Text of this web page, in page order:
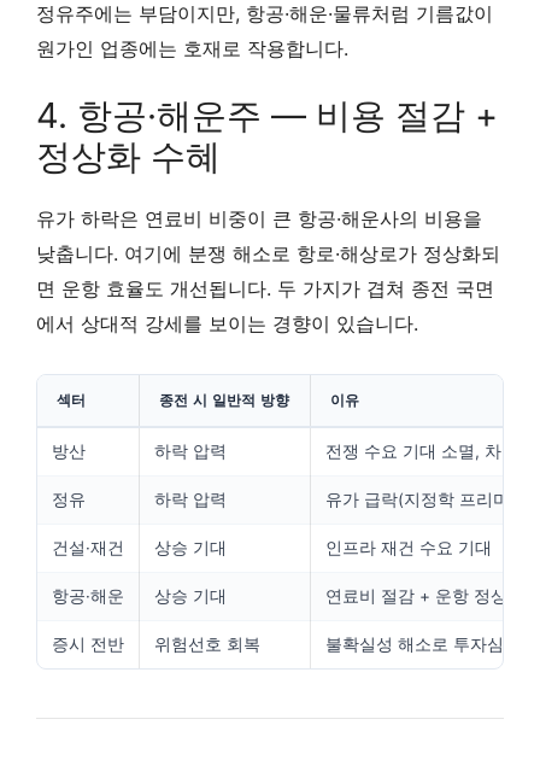
정유주에는 부담이지만, 항공·해운·물류처럼 기름값이
원가인 업종에는 호재로 작용합니다.
4. 항공·해운주 — 비용 절감 +
정상화 수혜
유가 하락은 연료비 비중이 큰 항공·해운사의 비용을
낮춥니다. 여기에 분쟁 해소로 항로·해상로가 정상화되
면 운항 효율도 개선됩니다. 두 가지가 겹쳐 종전 국면
에서 상대적 강세를 보이는 경향이 있습니다.
섹터 종전 시 일반적 방향 이유
방산 하락 압력 전쟁 수요 기대 소멸, 차익
정유 하락 압력 유가 급락(지정학 프리미엄
건설·재건 상승 기대 인프라 재건 수요 기대
항공·해운 상승 기대 연료비 절감 + 운항 정상화
증시 전반 위험선호 회복 불확실성 해소로 투자심리